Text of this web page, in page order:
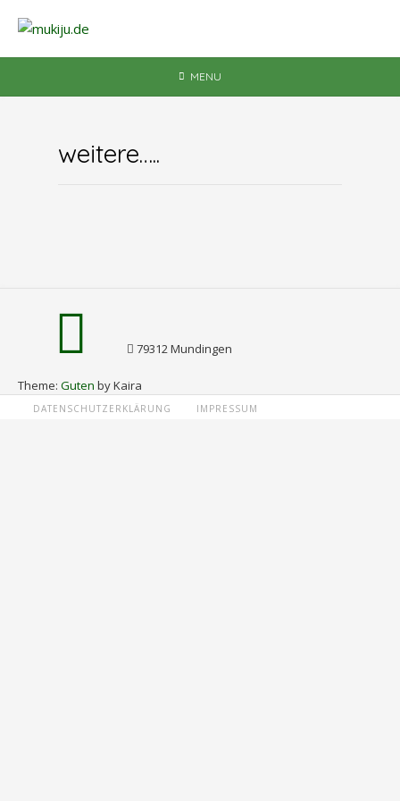
content
MENU
weitere…..
79312 Mundingen
Theme: Guten by Kaira
DATENSCHUTZERKLÄRUNG IMPRESSUM